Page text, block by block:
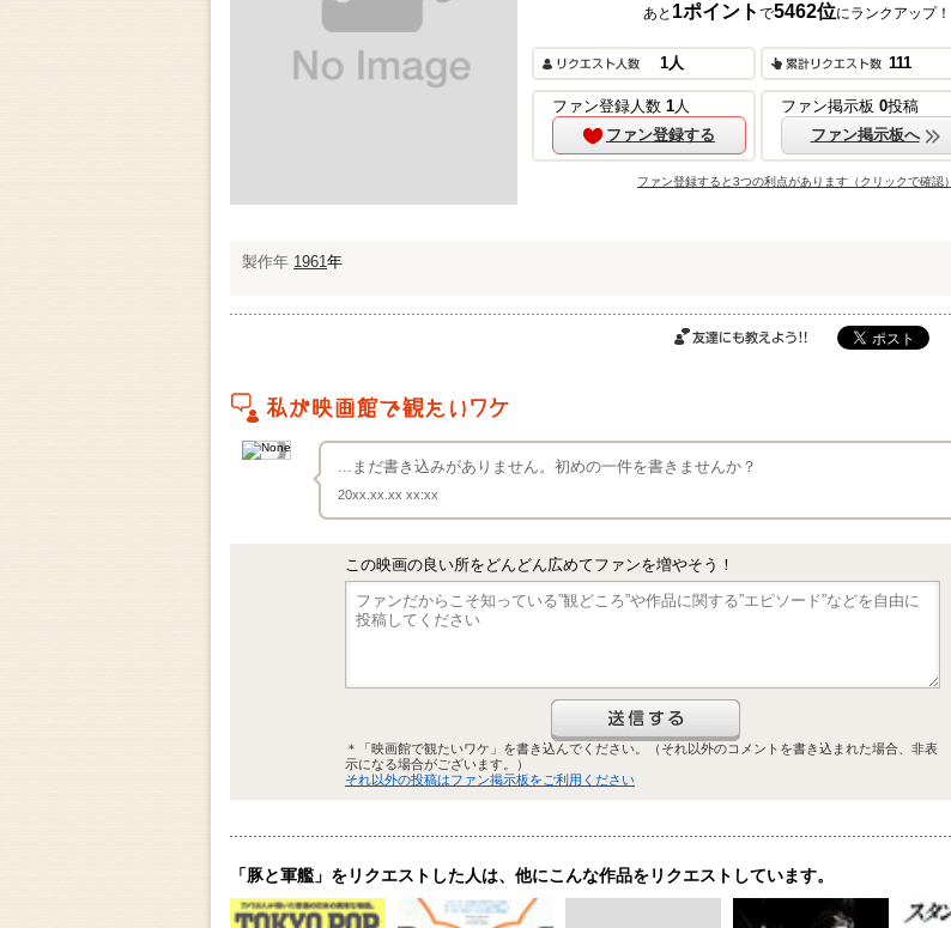
リクエストする
あと 1ポイント で5462位にランクアップ！
1人 111
ファン登録人数 1人
ファン登録する
ファン掲示板 0投稿
ファン掲示板へ
ファン登録すると3つの利点があります（クリックで確認）
製作年 1961年
私がこの作品を映画館で観たいワケ
...まだ書き込みがありません。初めの一件を書きませんか？
20xx.xx.xx xx:xx
この映画の良い所をどんどん広めてファンを増やそう！
＊「映画館で観たいワケ」を書き込んでください。（それ以外のコメントを書き込まれた場合、非表
示になる場合がございます。）
それ以外の投稿はファン掲示板をご利用ください
「豚と軍艦」をリクエストした人は、他にこんな作品をリクエストしています。
ご購入はこちら
ご購入はこちら